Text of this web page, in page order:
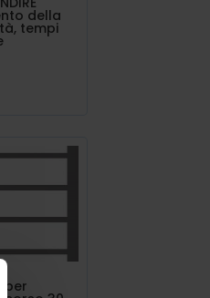
della
tempi
per